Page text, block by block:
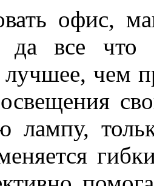
офис,
да все
чем
лампу,